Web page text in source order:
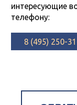
интересующие
телефону:
8 (495) 250-